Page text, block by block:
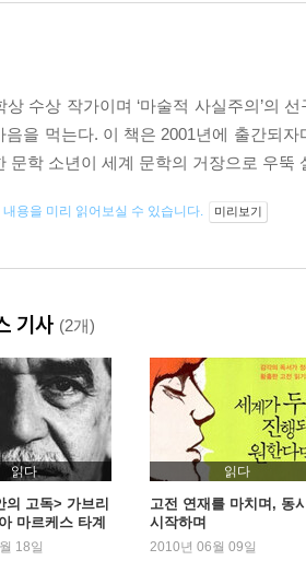
상 수상 작가이며 ‘마술적 사실주의’의
음을 먹는다. 이 책은 2001년에 출간되
문학 소년이 세계 문학의 거장으로 우뚝
내용을 미리 읽어보실 수 있습니다. 미리보기
기사 (2개)
읽다
의 고독> 가브리
마르케스 타계
18일
읽다
고전 연재를 마치며, 동
시작하며
2010년 06월 09일